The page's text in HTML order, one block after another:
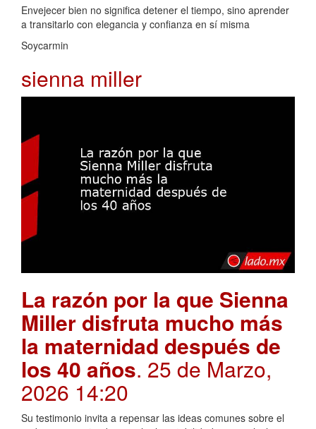
Envejecer bien no significa detener el tiempo, sino aprender
a transitarlo con elegancia y confianza en sí misma
Soycarmin
sienna miller
La razón por la que Sienna
Miller disfruta mucho más
la maternidad después de
los 40 años. 25 de Marzo,
2026 14:20
Su testimonio invita a repensar las ideas comunes sobre el